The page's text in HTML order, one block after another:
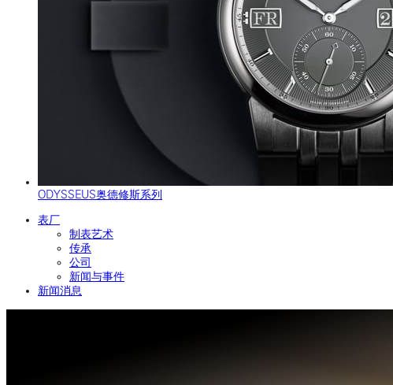
ODYSSEUS奥德修斯系列
表厂
制表艺术
传承
公司
新闻与事件
新闻消息